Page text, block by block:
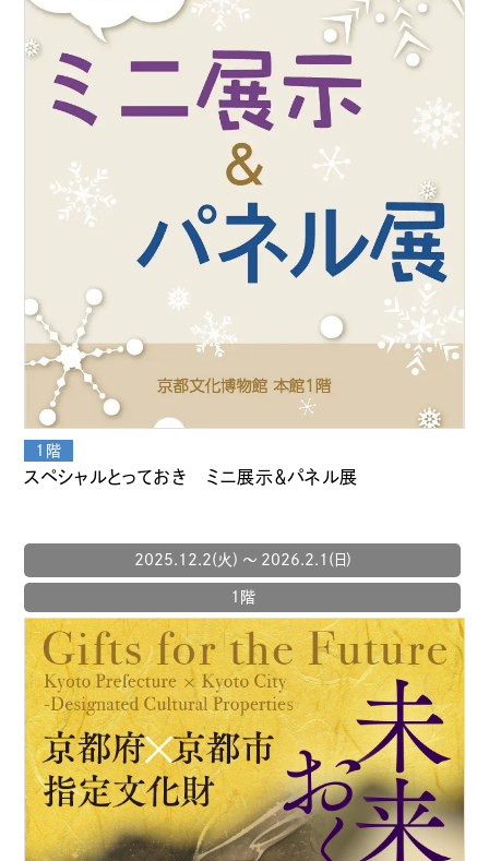
スペシャルとっておき ミニ展示＆パネル展
2025.12.2(火) 〜 2026.2.1(日)
1階